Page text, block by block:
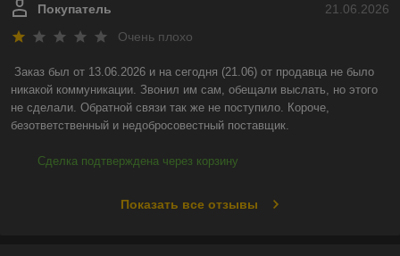
21.06.2026
Покупатель
Очень плохо
Заказ был от 13.06.2026 и на сегодня (21.06) от продавца не было
никакой коммуникации. Звонил им сам, обещали выслать, но этого
не сделали. Обратной связи так же не поступило. Короче,
безответственный и недобросовестный поставщик.
Сделка подтверждена через корзину
Показать все отзывы